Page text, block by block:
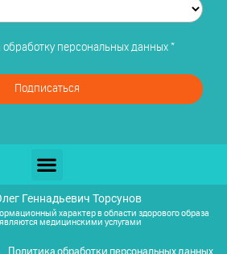
обработку персональных данных*
Подписаться
Геннадьевич Торсунов
характер в области здорового образа
медицинскими услугами